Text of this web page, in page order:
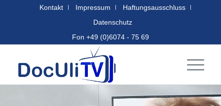
Kontakt Impressum
Haftungsausschluss
Datenschutz
Fon +49 (0)6074 - 75 69